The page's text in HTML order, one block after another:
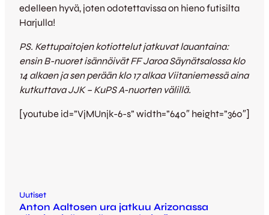
edelleen hyvä, joten odotettavissa on hieno futisilta
Harjulla!
PS. Kettupaitojen kotiottelut jatkuvat lauantaina:
ensin B-nuoret isännöivät FF Jaroa Säynätsalossa klo
14 alkaen ja sen perään klo 17 alkaa Viitaniemessä aina
kutkuttava JJK – KuPS A-nuorten välillä.
[youtube id=”VjMUnjk-6-s” width=”640″ height=”360″]
Uutiset
Anton Aaltosen ura jatkuu Arizonassa